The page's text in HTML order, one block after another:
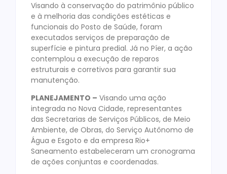
Visando à conservação do patrimônio público
e à melhoria das condições estéticas e
funcionais do Posto de Saúde, foram
executados serviços de preparação de
superfície e pintura predial. Já no Píer, a ação
contemplou a execução de reparos
estruturais e corretivos para garantir sua
manutenção.
PLANEJAMENTO – Visando uma ação
integrada no Nova Cidade, representantes
das Secretarias de Serviços Públicos, de Meio
Ambiente, de Obras, do Serviço Autônomo de
Água e Esgoto e da empresa Rio+
Saneamento estabeleceram um cronograma
de ações conjuntas e coordenadas.